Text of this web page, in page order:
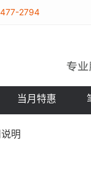
2794
当月特惠
明